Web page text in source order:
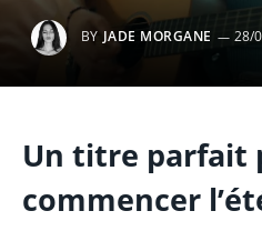
BY JADE MORGANE 28/
Un titre parfait
commencer